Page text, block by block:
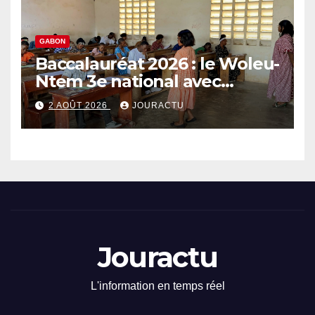
GABON
Baccalauréat 2026 : le Woleu-
Ntem 3e national avec
89,64% de taux de réussite
2 AOÛT 2026 JOURACTU
Jouractu
L'information en temps réel